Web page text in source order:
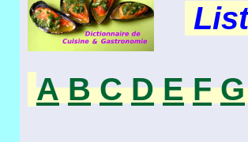
A B C D E F G